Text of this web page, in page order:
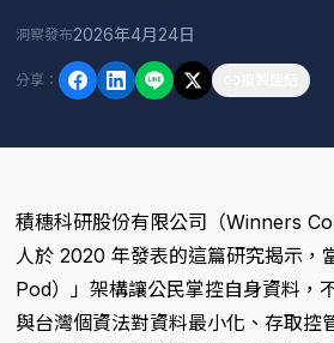
洞察發布2026年4月24日
分享 ：
積穗科研股份有限公司（Winners
人於 2020 年發表的這篇研究揭示
Pod）」架構讓公民掌控自身資料，
與台灣個資法對資料最小化、存取